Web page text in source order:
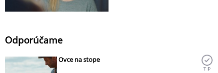
Odporúčame
Ovce na stope
TIP